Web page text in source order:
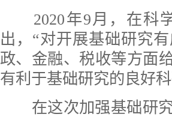
2020年9月，在科学
出，“对开展基础研究
政、金融、税收等方面
有利于基础研究的良好
在这次加强基础研究